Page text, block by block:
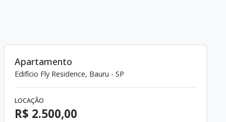
Apartamento
Edifício Fly Residence, Bauru - SP
LOCAÇÃO
R$ 2.500,00